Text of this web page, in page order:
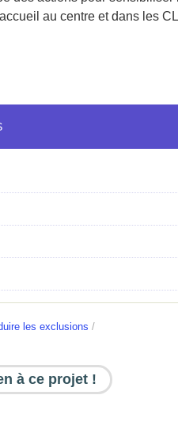
au centre et dans les
les exclusions /
à ce projet !